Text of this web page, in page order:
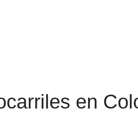
en